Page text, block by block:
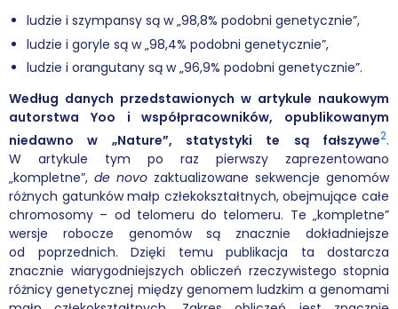
ludzie i szympansy są w „98,8% podobni genetycznie”,
ludzie i goryle są w „98,4% podobni genetycznie”,
ludzie i orangutany są w „96,9% podobni genetycznie”.
Według danych przedstawionych w artykule naukowym
autorstwa Yoo i współpracowników, opublikowanym
niedawno w „Nature”, statystyki te są fałszywe2.
W artykule tym po raz pierwszy zaprezentowano
„kompletne”, de novo zaktualizowane sekwencje genomów
różnych gatunków małp człekokształtnych, obejmujące całe
chromosomy – od telomeru do telomeru. Te „kompletne”
wersje robocze genomów są znacznie dokładniejsze
od poprzednich. Dzięki temu publikacja ta dostarcza
znacznie wiarygodniejszych obliczeń rzeczywistego stopnia
różnicy genetycznej między genomem ludzkim a genomami